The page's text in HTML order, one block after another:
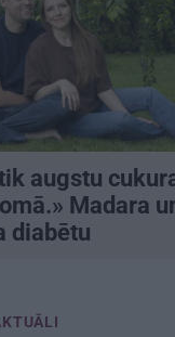
augstu
Madara
diabētu